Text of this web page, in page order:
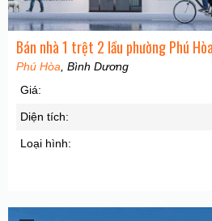
Bán nhà 1 trệt 2 lầu phường Phú Hòa
Phú Hòa , Bình Dương
Giá:
Diện tích:
Loại hình: